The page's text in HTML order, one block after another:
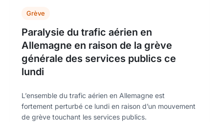
Grève
Paralysie du trafic aérien en
Allemagne en raison de la grève
générale des services publics ce
lundi
L’ensemble du trafic aérien en Allemagne est
fortement perturbé ce lundi en raison d’un mouvement
de grève touchant les services publics.